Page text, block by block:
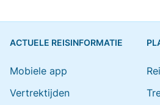
ACTUELE REISINFORMATIE
Mobiele app
Vertrektijden